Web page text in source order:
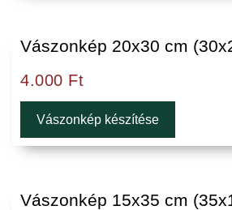
Vászonkép 20x30 cm
4.000 Ft
Vászonkép készítése
Vászonkép 15x35 cm